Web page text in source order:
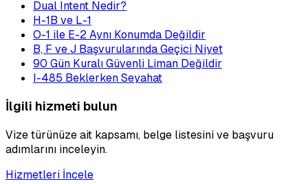
Dual Intent Nedir?
H-1B ve L-1
O-1 ile E-2 Aynı Konumda Değildir
B, F ve J Başvurularında Geçici Niyet
90 Gün Kuralı Güvenli Liman Değildir
I-485 Beklerken Seyahat
İlgili hizmeti bulun
Vize türünüze ait kapsamı, belge listesini ve başvuru
adımlarını inceleyin.
Hizmetleri İncele